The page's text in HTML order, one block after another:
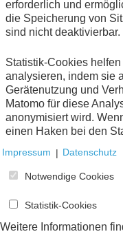
Es befinden sich
Alle
erforderlich und
die Speicherung von
sind nicht deaktivierbar.
Statistik-Cookies
analysieren, indem sie
Gerätenutzung und
Matomo für diese
anonymisiert wird.
einen Haken bei den
Impressum | Datenschutz
Notwendige Cookies
Statistik-Cookies
Weitere Informationen